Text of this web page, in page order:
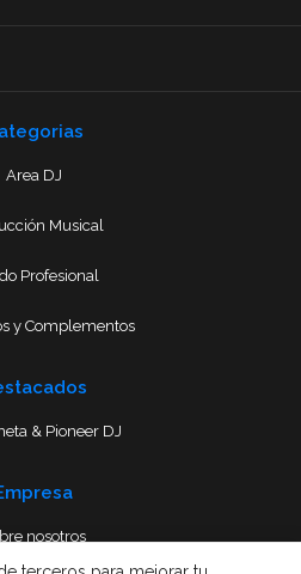
Area DJ
Musical
Profesional
y Complementos
& Pioneer DJ
nosotros